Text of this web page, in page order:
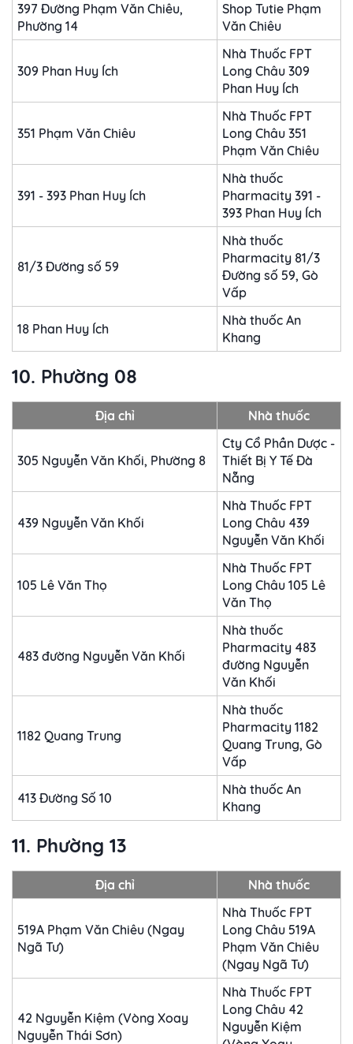
397 Đường Phạm Văn Chiêu,
Phường 14
Shop Tutie Phạm
Văn Chiêu
309 Phan Huy Ích
Nhà Thuốc FPT
Long Châu 309
Phan Huy Ích
351 Phạm Văn Chiêu
Nhà Thuốc FPT
Long Châu 351
Phạm Văn Chiêu
391 - 393 Phan Huy Ích
Nhà thuốc
Pharmacity 391 -
393 Phan Huy Ích
81/3 Đường số 59
Nhà thuốc
Pharmacity 81/3
Đường số 59, Gò
Vấp
18 Phan Huy Ích
Nhà thuốc An
Khang
10. Phường 08
Địa chỉ Nhà thuốc
305 Nguyễn Văn Khối, Phường 8
Cty Cổ Phần Dược -
Thiết Bị Y Tế Đà
Nẵng
439 Nguyễn Văn Khối
Nhà Thuốc FPT
Long Châu 439
Nguyễn Văn Khối
105 Lê Văn Thọ
Nhà Thuốc FPT
Long Châu 105 Lê
Văn Thọ
483 đường Nguyễn Văn Khối
Nhà thuốc
Pharmacity 483
đường Nguyễn
Văn Khối
1182 Quang Trung
Nhà thuốc
Pharmacity 1182
Quang Trung, Gò
Vấp
413 Đường Số 10
Nhà thuốc An
Khang
11. Phường 13
Địa chỉ Nhà thuốc
519A Phạm Văn Chiêu (Ngay
Ngã Tư)
Nhà Thuốc FPT
Long Châu 519A
Phạm Văn Chiêu
(Ngay Ngã Tư)
42 Nguyễn Kiệm (Vòng Xoay
Nguyễn Thái Sơn)
Nhà Thuốc FPT
Long Châu 42
Nguyễn Kiệm